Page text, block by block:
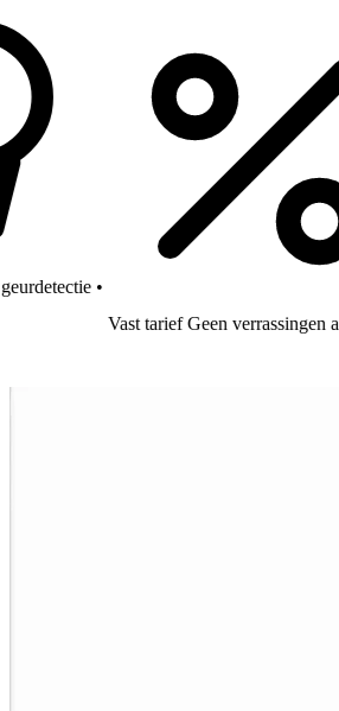
•
Vast tarief Geen verrassingen achteraf